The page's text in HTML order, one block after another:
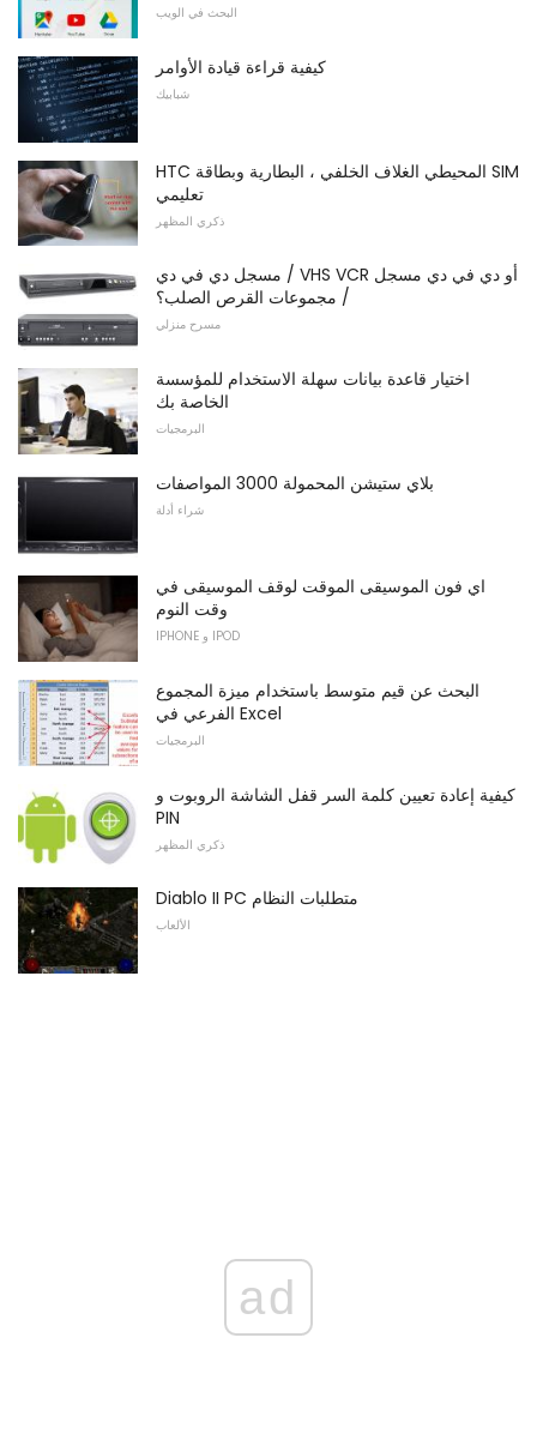
البحث في الويب
كيفية قراءة قيادة الأوامر
شبابيك
HTC المحيطي الغلاف الخلفي ، البطارية وبطاقة SIM
تعليمي
ذكري المظهر
مسجل دي في دي / VHS VCR أو دي في دي مسجل
/ مجموعات القرص الصلب؟
مسرح منزلي
اختيار قاعدة بيانات سهلة الاستخدام للمؤسسة
الخاصة بك
البرمجيات
بلاي ستيشن المحمولة 3000 المواصفات
شراء أدلة
اي فون الموسيقى الموقت لوقف الموسيقى في
وقت النوم
IPHONE و IPOD
البحث عن قيم متوسط ​​باستخدام ميزة المجموع
الفرعي في Excel
البرمجيات
كيفية إعادة تعيين كلمة السر قفل الشاشة الروبوت و
PIN
ذكري المظهر
Diablo II PC متطلبات النظام
الألعاب
ad